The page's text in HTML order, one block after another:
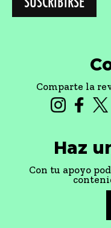
Comparte la
Haz
Con tu apoyo